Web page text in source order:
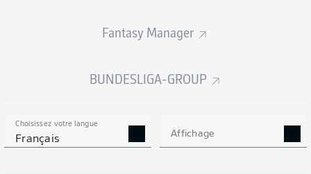
Fantasy Manager
BUNDESLIGA-GROUP
Choisissez votre langue
Français Affichage
STATS DE LA SAISON
2026/2027